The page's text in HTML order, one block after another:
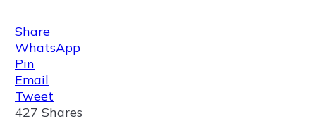
Share
WhatsApp
Pin
Email
Tweet
427 Shares